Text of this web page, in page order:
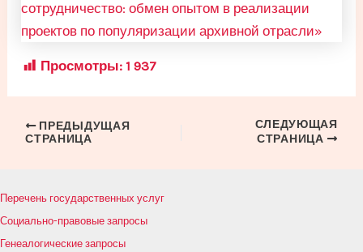
Просмотры: 1 937
Навигация
ПРЕДЫДУЩАЯ
СТРАНИЦА
СЛЕДУЮЩАЯ
СТРАНИЦА
Перечень государственных услуг
Социально-правовые запросы
Генеалогические запросы